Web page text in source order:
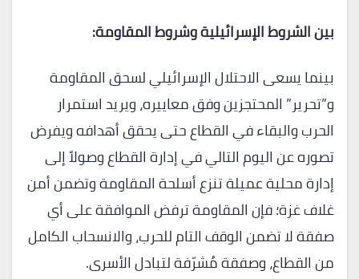
بين الشروط الإسرائيلية وشروط المقاومة:
بينما يسعى الاحتلال الإسرائيلي لسحق المقاومة
و”تحرير” المحتجزين وفق معاييره، ويريد استمرار
الحرب والبقاء في القطاع حتى يحقق أهدافه ويفرض
تصوره عن اليوم التالي في إدارة القطاع وصولاً إلى
إدارة محلية عميلة تنزع أسلحة المقاومة وتضمن أمن
غلاف غزة؛ فإن المقاومة ترفض الموافقة على أي
صفقة لا تضمن الوقف التام للحرب، والانسحاب الكامل
من القطاع، وصفقة مُشرّفة لتبادل الأسرى.